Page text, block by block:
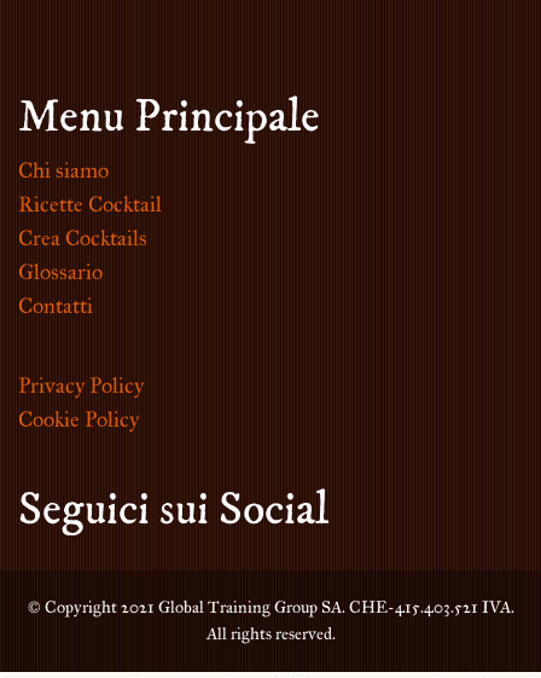
Menu Principale
Chi siamo
Ricette Cocktail
Crea Cocktails
Glossario
Contatti
Privacy Policy
Cookie Policy
Seguici sui Social
© Copyright 2021 Global Training Group SA. CHE-415.403.521 IVA.
All rights reserved.